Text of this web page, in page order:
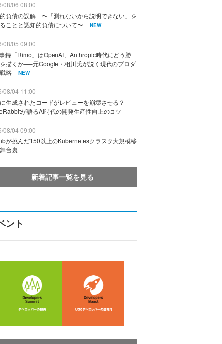
08/06 08:00
負債の誤解 〜「測れないから説明できない」を
ことと認知的負債について〜
NEW
08/05 09:00
録「Rimo」はOpenAI、Anthropic時代にどう勝
描くか──元Google・相川氏が説く現代のプロダ
略
NEW
08/04 11:00
生成されたコードがレビューを崩壊させる？
が語るAI時代の開発生産性向上のコツ
08/04 09:00
が挑んだ150以上のKubernetesクラスタ大規模移
台裏
新着記事一覧を見る
ント